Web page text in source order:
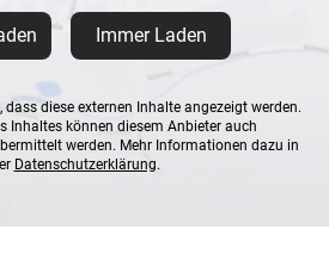
Immer Laden
diese externen Inhalte angezeigt werden.
Inhaltes können diesem Anbieter auch
werden. Mehr Informationen dazu in
Datenschutzerklärung.